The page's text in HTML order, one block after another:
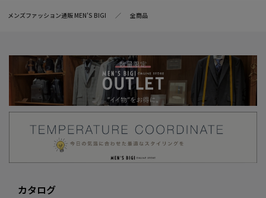
メンズファッション通販 MEN'S BIGI 全商品
カタログ